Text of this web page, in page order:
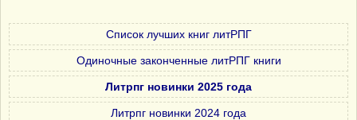
Список лучших книг литРПГ
Одиночные законченные литРПГ книги
Литрпг новинки 2025 года
Литрпг новинки 2024 года